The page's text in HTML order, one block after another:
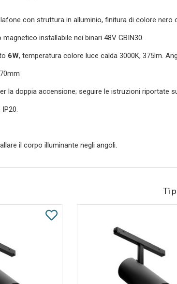
con struttura in alluminio, finitura di colore
installabile nei binari 48V GBIN30.
6W, temperatura colore luce calda 3000K, 375lm.
la doppia accensione; seguire le istruzioni riportate
il corpo illuminante negli angoli.
Ti